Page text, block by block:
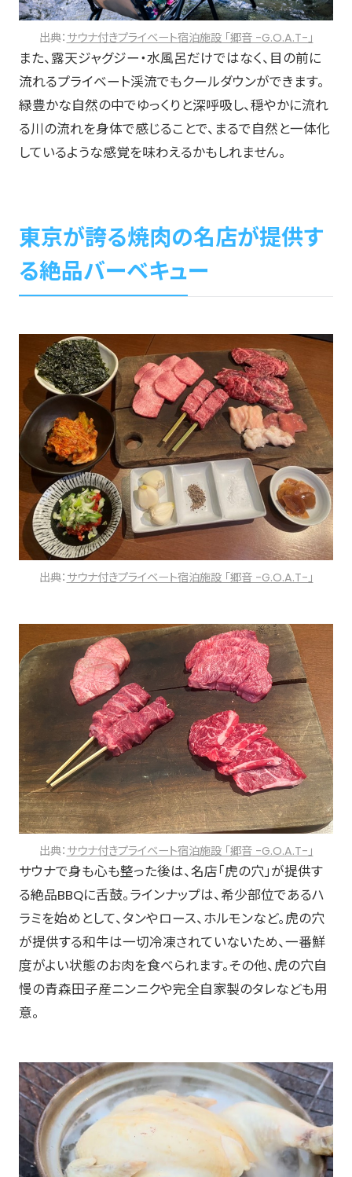
出典： サウナ付きプライベート宿泊施設 「郷音 -G.O.A.T-」
また、露天ジャグジー・水風呂だけではなく、目の前に
流れるプライベート渓流でもクールダウンができます。
緑豊かな自然の中でゆっくりと深呼吸し、穏やかに流れ
る川の流れを身体で感じることで、まるで自然と一体化
しているような感覚を味わえるかもしれません。
東京が誇る焼肉の名店が提供す
る絶品バーベキュー
出典： サウナ付きプライベート宿泊施設 「郷音 -G.O.A.T-」
出典： サウナ付きプライベート宿泊施設 「郷音 -G.O.A.T-」
サウナで身も心も整った後は、名店「虎の穴」が提供す
る絶品BBQに舌鼓。ラインナップは、希少部位であるハ
ラミを始めとして、タンやロース、ホルモンなど。虎の穴
が提供する和牛は一切冷凍されていないため、一番鮮
度がよい状態のお肉を食べられます。その他、虎の穴自
慢の青森田子産ニンニクや完全自家製のタレなども用
意。